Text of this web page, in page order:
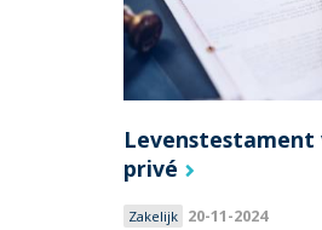
Levenstestament
privé
Zakelijk 20-11-2024